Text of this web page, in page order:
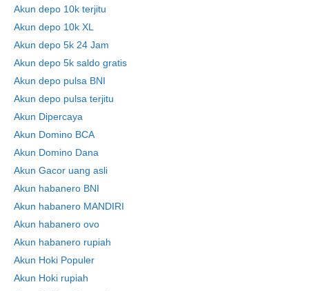
Akun depo 10k terjitu
Akun depo 10k XL
Akun depo 5k 24 Jam
Akun depo 5k saldo gratis
Akun depo pulsa BNI
Akun depo pulsa terjitu
Akun Dipercaya
Akun Domino BCA
Akun Domino Dana
Akun Gacor uang asli
Akun habanero BNI
Akun habanero MANDIRI
Akun habanero ovo
Akun habanero rupiah
Akun Hoki Populer
Akun Hoki rupiah